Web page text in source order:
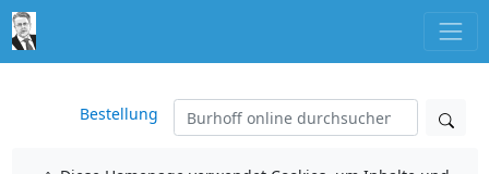
Bestellung